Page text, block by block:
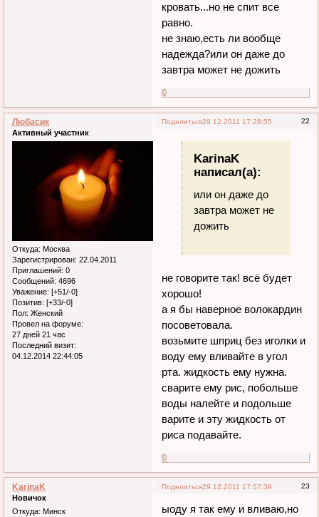
кровать...но не спит все
равно.
не знаю,есть ли вообще
надежда?или он даже до
завтра может не дожить
0
Поделиться 22
29.12.2011 17:28:55
Любасик
Активный участник
Откуда: Москва
Зарегистрирован: 22.04.2011
Приглашений: 0
Сообщений: 4696
Уважение: [+51/-0]
Позитив: [+33/-0]
Пол: Женский
Провел на форуме:
27 дней 21 час
Последний визит:
04.12.2014 22:44:05
KarinaK
написал(а):
или он даже до
завтра может не
дожить
не говорите так! всё будет
хорошо!
а я бы наверное волокардин
посоветовала.
возьмите шприц без иголки и
воду ему вливайте в угол
рта. жидкость ему нужна.
сварите ему рис, побольше
воды налейте и подольше
варите и эту жидкость от
риса подавайте.
0
Поделиться 23
29.12.2011 17:57:39
KarinaK
Новичок
Откуда: Минск
ыоду я так ему и вливаю,но